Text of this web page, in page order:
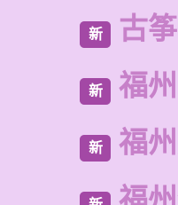
新 古
新 福
新 福